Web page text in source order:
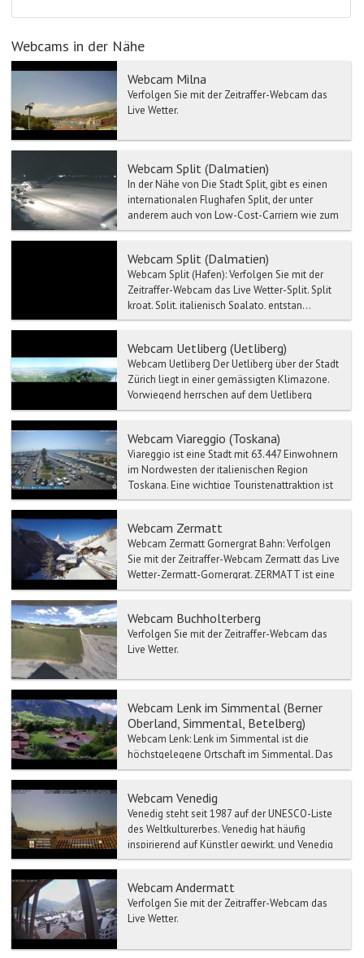
Webcams in der Nähe
Webcam Milna
Verfolgen Sie mit der Zeitraffer-Webcam das
Live Wetter.
Webcam Split (Dalmatien)
In der Nähe von Die Stadt Split, gibt es einen
internationalen Flughafen Split, der unter
anderem auch von Low-Cost-Carriern wie zum
Beispiel Germa...
Webcam Split (Dalmatien)
Webcam Split (Hafen): Verfolgen Sie mit der
Zeitraffer-Webcam das Live Wetter-Split. Split
kroat. Split, italienisch Spalato, entstan...
Webcam Uetliberg (Uetliberg)
Webcam Uetliberg Der Uetliberg über der Stadt
Zürich liegt in einer gemässigten Klimazone.
Vorwiegend herrschen auf dem Uetliberg
Winde aus...
Webcam Viareggio (Toskana)
Viareggio ist eine Stadt mit 63.447 Einwohnern
im Nordwesten der italienischen Region
Toskana. Eine wichtige Touristenattraktion ist
der Karneval, ...
Webcam Zermatt
Webcam Zermatt Gornergrat Bahn: Verfolgen
Sie mit der Zeitraffer-Webcam Zermatt das Live
Wetter-Zermatt-Gornergrat. ZERMATT ist eine
...
Webcam Buchholterberg
Verfolgen Sie mit der Zeitraffer-Webcam das
Live Wetter.
Webcam Lenk im Simmental (Berner
Oberland, Simmental, Betelberg)
Webcam Lenk: Lenk im Simmental ist die
höchstgelegene Ortschaft im Simmental. Das
Gemeindegebiet der Lenk im Simmental
Webcam Venedig
Venedig steht seit 1987 auf der UNESCO-Liste
des Weltkulturerbes. Venedig hat häufig
inspirierend auf Künstler gewirkt, und Venedig
wurde eine der ...
Webcam Andermatt
Verfolgen Sie mit der Zeitraffer-Webcam das
Live Wetter.